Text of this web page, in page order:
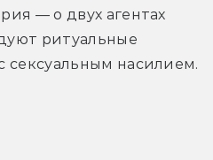
— о двух агентах
ритуальные
сексуальным насилием.